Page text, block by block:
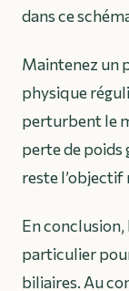
dans ce
Maintenez un
physique
perturbent le
perte de poids
reste l’objectif
En
particulier
biliaires. Au